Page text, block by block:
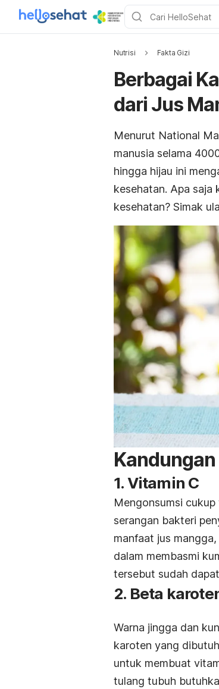
Nutrisi Fakta Gizi
Berbagai
dari Jus
Menurut National
manusia selama
hingga hijau ini
kesehatan. Apa saja
kesehatan? Simak
1. Vitamin C
Mengonsumsi
serangan bakteri
manfaat jus
dalam membasmi
tersebut sudah
2. Beta
Warna jingga dan
karoten yang
untuk membuat
tulang tubuh